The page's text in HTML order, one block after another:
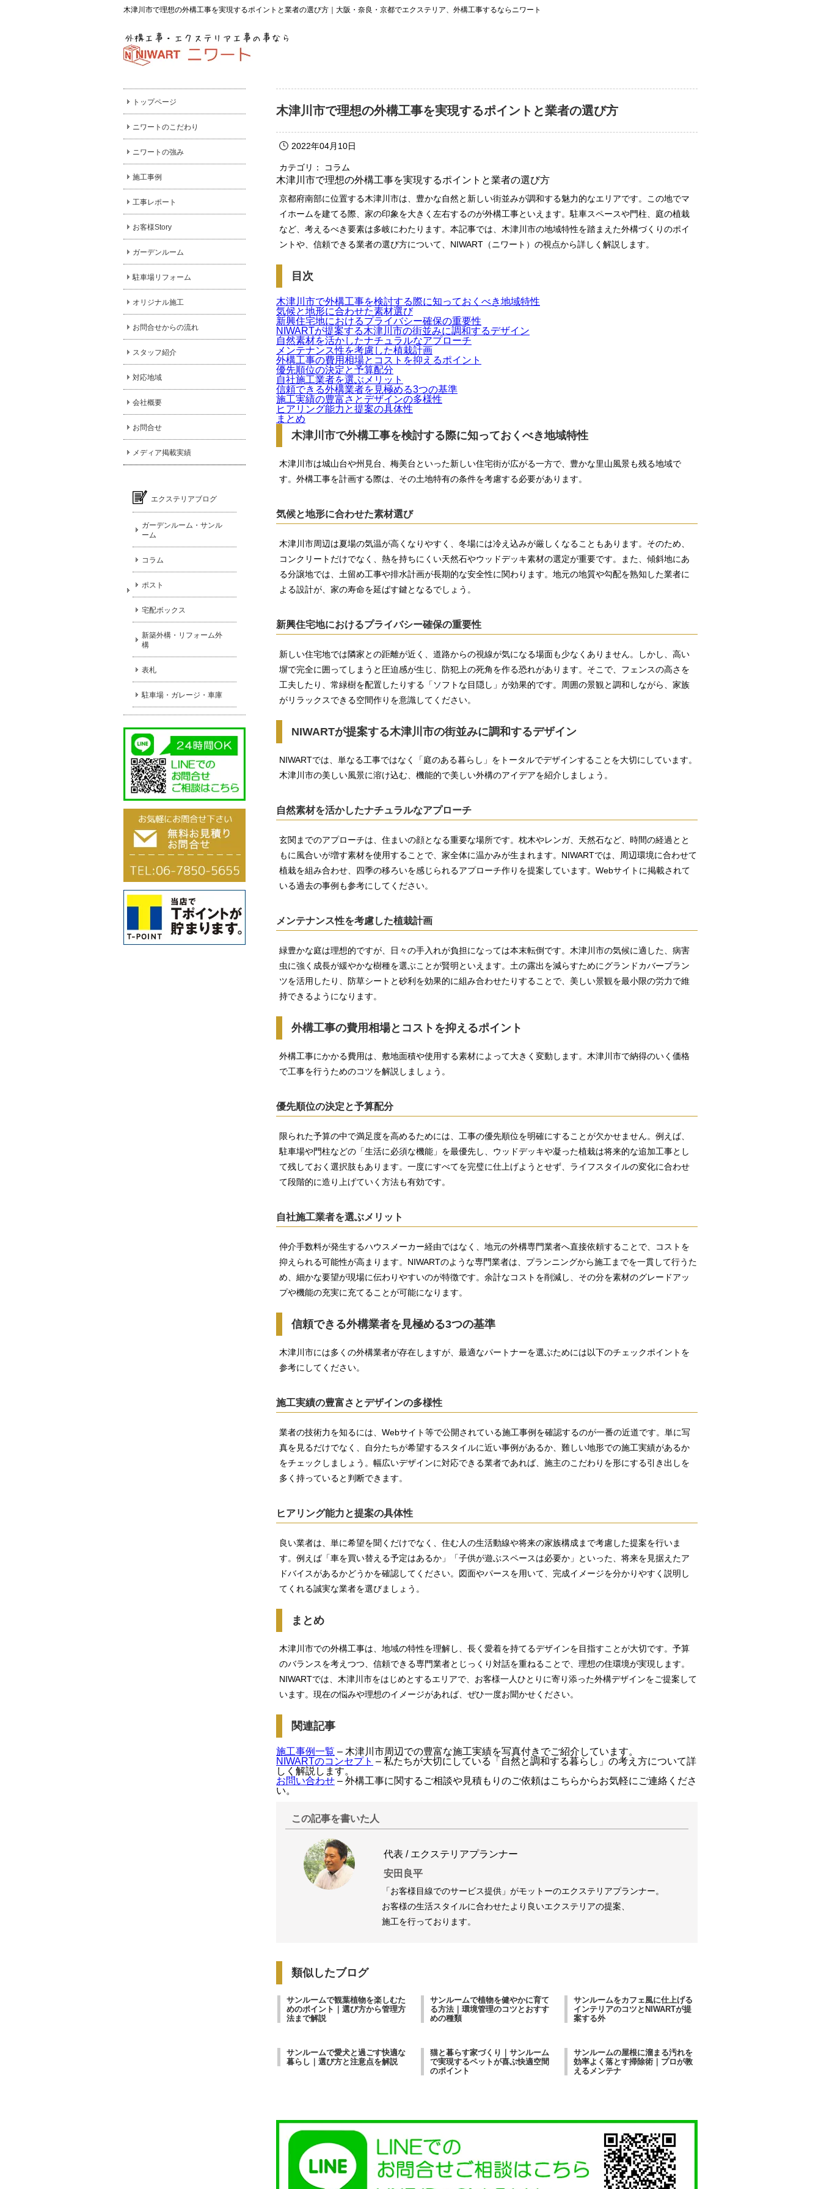
木津川市で理想の外構工事を実現するポイントと業者の選び方｜大阪・奈良・京都でエクステリア、外構工事するならニワート
トップページ
ニワートのこだわり
ニワートの強み
施工事例
工事レポート
お客様Story
ガーデンルーム
駐車場リフォーム
オリジナル施工
お問合せからの流れ
スタッフ紹介
対応地域
会社概要
お問合せ
メディア掲載実績
エクステリアブログ
ガーデンルーム・サンル
ーム
コラム
ポスト
宅配ボックス
新築外構・リフォーム外
構
表札
駐車場・ガレージ・車庫
木津川市で理想の外構工事を実現するポイントと業者の選び方
2022年04月10日
カテゴリ： コラム
木津川市で理想の外構工事を実現するポイントと業者の選び方
京都府南部に位置する木津川市は、豊かな自然と新しい街並みが調和する魅力的なエリアです。この地でマ
イホームを建てる際、家の印象を大きく左右するのが外構工事といえます。駐車スペースや門柱、庭の植栽
など、考えるべき要素は多岐にわたります。本記事では、木津川市の地域特性を踏まえた外構づくりのポイ
ントや、信頼できる業者の選び方について、NIWART（ニワート）の視点から詳しく解説します。
目次
木津川市で外構工事を検討する際に知っておくべき地域特性
気候と地形に合わせた素材選び
新興住宅地におけるプライバシー確保の重要性
NIWARTが提案する木津川市の街並みに調和するデザイン
自然素材を活かしたナチュラルなアプローチ
メンテナンス性を考慮した植栽計画
外構工事の費用相場とコストを抑えるポイント
優先順位の決定と予算配分
自社施工業者を選ぶメリット
信頼できる外構業者を見極める3つの基準
施工実績の豊富さとデザインの多様性
ヒアリング能力と提案の具体性
まとめ
木津川市で外構工事を検討する際に知っておくべき地域特性
木津川市は城山台や州見台、梅美台といった新しい住宅街が広がる一方で、豊かな里山風景も残る地域で
す。外構工事を計画する際は、その土地特有の条件を考慮する必要があります。
気候と地形に合わせた素材選び
木津川市周辺は夏場の気温が高くなりやすく、冬場には冷え込みが厳しくなることもあります。そのため、
コンクリートだけでなく、熱を持ちにくい天然石やウッドデッキ素材の選定が重要です。また、傾斜地にあ
る分譲地では、土留め工事や排水計画が長期的な安全性に関わります。地元の地質や勾配を熟知した業者に
よる設計が、家の寿命を延ばす鍵となるでしょう。
新興住宅地におけるプライバシー確保の重要性
新しい住宅地では隣家との距離が近く、道路からの視線が気になる場面も少なくありません。しかし、高い
塀で完全に囲ってしまうと圧迫感が生じ、防犯上の死角を作る恐れがあります。そこで、フェンスの高さを
工夫したり、常緑樹を配置したりする「ソフトな目隠し」が効果的です。周囲の景観と調和しながら、家族
がリラックスできる空間作りを意識してください。
NIWARTが提案する木津川市の街並みに調和するデザイン
NIWARTでは、単なる工事ではなく「庭のある暮らし」をトータルでデザインすることを大切にしています。
木津川市の美しい風景に溶け込む、機能的で美しい外構のアイデアを紹介しましょう。
自然素材を活かしたナチュラルなアプローチ
玄関までのアプローチは、住まいの顔となる重要な場所です。枕木やレンガ、天然石など、時間の経過とと
もに風合いが増す素材を使用することで、家全体に温かみが生まれます。NIWARTでは、周辺環境に合わせて
植栽を組み合わせ、四季の移ろいを感じられるアプローチ作りを提案しています。Webサイトに掲載されて
いる過去の事例も参考にしてください。
メンテナンス性を考慮した植栽計画
緑豊かな庭は理想的ですが、日々の手入れが負担になっては本末転倒です。木津川市の気候に適した、病害
虫に強く成長が緩やかな樹種を選ぶことが賢明といえます。土の露出を減らすためにグランドカバープラン
ツを活用したり、防草シートと砂利を効果的に組み合わせたりすることで、美しい景観を最小限の労力で維
持できるようになります。
外構工事の費用相場とコストを抑えるポイント
外構工事にかかる費用は、敷地面積や使用する素材によって大きく変動します。木津川市で納得のいく価格
で工事を行うためのコツを解説しましょう。
優先順位の決定と予算配分
限られた予算の中で満足度を高めるためには、工事の優先順位を明確にすることが欠かせません。例えば、
駐車場や門柱などの「生活に必須な機能」を最優先し、ウッドデッキや凝った植栽は将来的な追加工事とし
て残しておく選択肢もあります。一度にすべてを完璧に仕上げようとせず、ライフスタイルの変化に合わせ
て段階的に造り上げていく方法も有効です。
自社施工業者を選ぶメリット
仲介手数料が発生するハウスメーカー経由ではなく、地元の外構専門業者へ直接依頼することで、コストを
抑えられる可能性が高まります。NIWARTのような専門業者は、プランニングから施工までを一貫して行うた
め、細かな要望が現場に伝わりやすいのが特徴です。余計なコストを削減し、その分を素材のグレードアッ
プや機能の充実に充てることが可能になります。
信頼できる外構業者を見極める3つの基準
木津川市には多くの外構業者が存在しますが、最適なパートナーを選ぶためには以下のチェックポイントを
参考にしてください。
施工実績の豊富さとデザインの多様性
業者の技術力を知るには、Webサイト等で公開されている施工事例を確認するのが一番の近道です。単に写
真を見るだけでなく、自分たちが希望するスタイルに近い事例があるか、難しい地形での施工実績があるか
をチェックしましょう。幅広いデザインに対応できる業者であれば、施主のこだわりを形にする引き出しを
多く持っていると判断できます。
ヒアリング能力と提案の具体性
良い業者は、単に希望を聞くだけでなく、住む人の生活動線や将来の家族構成まで考慮した提案を行いま
す。例えば「車を買い替える予定はあるか」「子供が遊ぶスペースは必要か」といった、将来を見据えたア
ドバイスがあるかどうかを確認してください。図面やパースを用いて、完成イメージを分かりやすく説明し
てくれる誠実な業者を選びましょう。
まとめ
木津川市での外構工事は、地域の特性を理解し、長く愛着を持てるデザインを目指すことが大切です。予算
のバランスを考えつつ、信頼できる専門業者とじっくり対話を重ねることで、理想の住環境が実現します。
NIWARTでは、木津川市をはじめとするエリアで、お客様一人ひとりに寄り添った外構デザインをご提案して
います。現在の悩みや理想のイメージがあれば、ぜひ一度お聞かせください。
関連記事
施工事例一覧 – 木津川市周辺での豊富な施工実績を写真付きでご紹介しています。
NIWARTのコンセプト – 私たちが大切にしている「自然と調和する暮らし」の考え方について詳
しく解説します。
お問い合わせ – 外構工事に関するご相談や見積もりのご依頼はこちらからお気軽にご連絡くださ
い。
この記事を書いた人
代表 / エクステリアプランナー
安田良平
「お客様目線でのサービス提供」がモットーのエクステリアプランナー。
お客様の生活スタイルに合わせたより良いエクステリアの提案、
施工を行っております。
類似したブログ
サンルームで観葉植物を楽しむた
めのポイント｜選び方から管理方
法まで解説
サンルームで植物を健やかに育て
る方法｜環境管理のコツとおすす
めの種類
サンルームをカフェ風に仕上げる
インテリアのコツとNIWARTが提
案する外
サンルームで愛犬と過ごす快適な
暮らし｜選び方と注意点を解説
猫と暮らす家づくり｜サンルーム
で実現するペットが喜ぶ快適空間
のポイント
サンルームの屋根に溜まる汚れを
効率よく落とす掃除術｜プロが教
えるメンテナ